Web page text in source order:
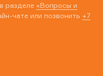
разделе «Вопросы и
чате или позвонить +7